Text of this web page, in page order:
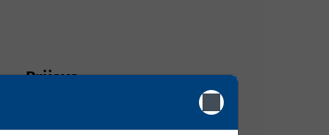
Prijava
Prijavite se podacima kupca da